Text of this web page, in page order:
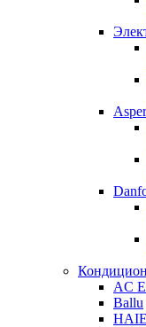
AC
Ballu